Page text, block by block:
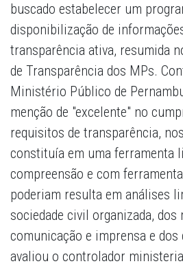
buscado estabelecer um
disponibilização de
transparência ativa, resumida
de Transparência dos MPs.
Ministério Público de
menção de "excelente" no
requisitos de transparência,
constituía em uma ferramenta
compreensão e com
poderiam resulta em análises
sociedade civil organizada, dos
comunicação e imprensa e dos
avaliou o controlador